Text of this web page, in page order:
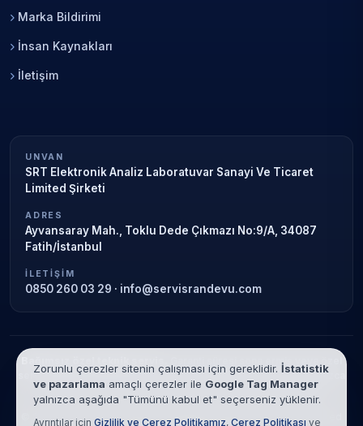
Marka Bildirimi
İnsan Kaynakları
İletişim
UNVAN
SRT Elektronik Analiz Laboratuvar Sanayi Ve Ticaret
Limited Şirketi
ADRES
Ayvansaray Mah., Toklu Dede Çıkmazı No:9/A, 34087
Fatih/İstanbul
İLETIŞIM
0850 260 03 29 · info@servisrandevu.com
Garanti süresi sona ermiş veya özel
servis kapsamındaki cihazlar için hizmet verilir. Marka adları yalnızca
tanımlama amaçlıdır; yetkili servis ilişkisi bulunmamaktadır.
© 2026 SRT Elektronik Analiz Laboratuvar Sanayi Ve Ticaret Limited
Zorunlu çerezler sitenin çalışması için gereklidir. İstatistik
ve pazarlama amaçlı çerezler ile Google Tag Manager
yalnızca aşağıda "Tümünü kabul et" seçerseniz yüklenir.
Ayrıntılar için Gizlilik ve Çerez Politikamız, Çerez Politikası ve